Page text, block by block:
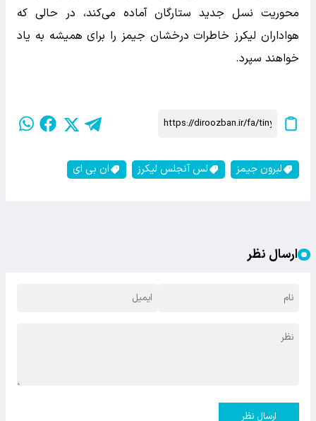
محوریت نسل جدید ستارگان آماده می‌کند، در حالی که
هواداران لیکرز خاطرات درخشان جیمز را برای همیشه به یاد
خواهند سپرد.
لبرون جیمز لس آنجلس لیکرز ان بی ای
ارسال نظر
ارسال نظر